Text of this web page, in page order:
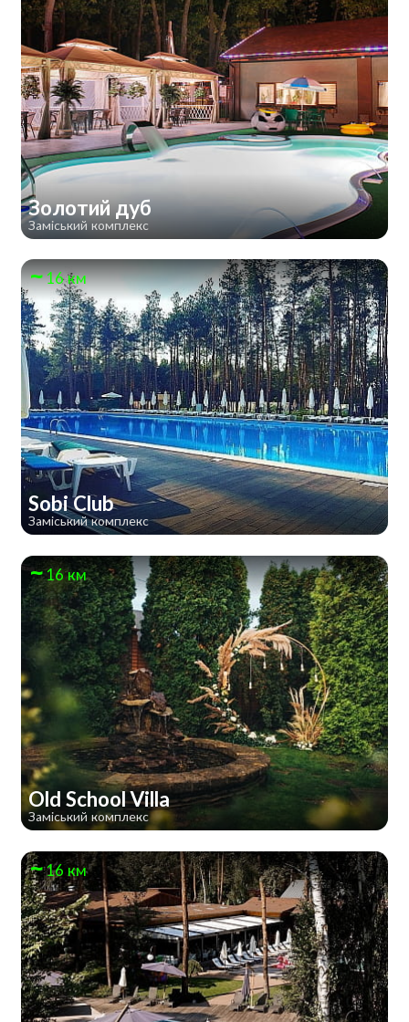
Золотий дуб
Заміський комплекс
16 км
Sobi Club
Заміський комплекс
16 км
Old School Villa
Заміський комплекс
16 км